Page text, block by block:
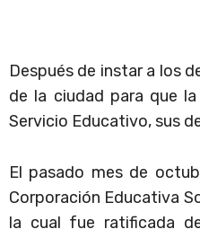
Después de instar a los
de la ciudad para que
Servicio Educativo, sus
El pasado mes de
Corporación Educativa
la cual fue ratificada